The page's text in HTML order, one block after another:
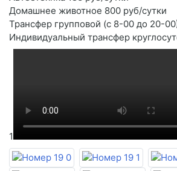
Домашнее животное 800 руб/сутки
Трансфер групповой (с 8-00 до 20-
Индивидуальный трансфер
1